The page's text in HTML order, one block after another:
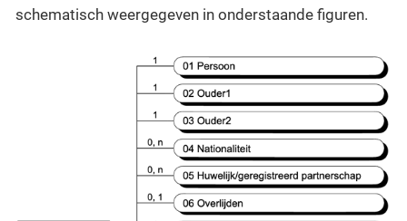
schematisch weergegeven in onderstaande figuren.